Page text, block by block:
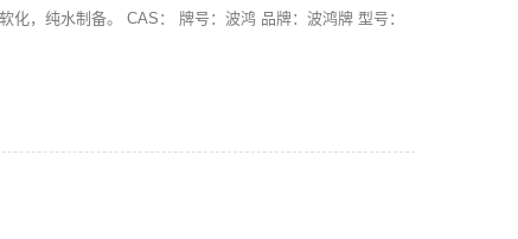
化，纯水制备。 CAS： 牌号：波鸿 品牌：波鸿牌 型号：